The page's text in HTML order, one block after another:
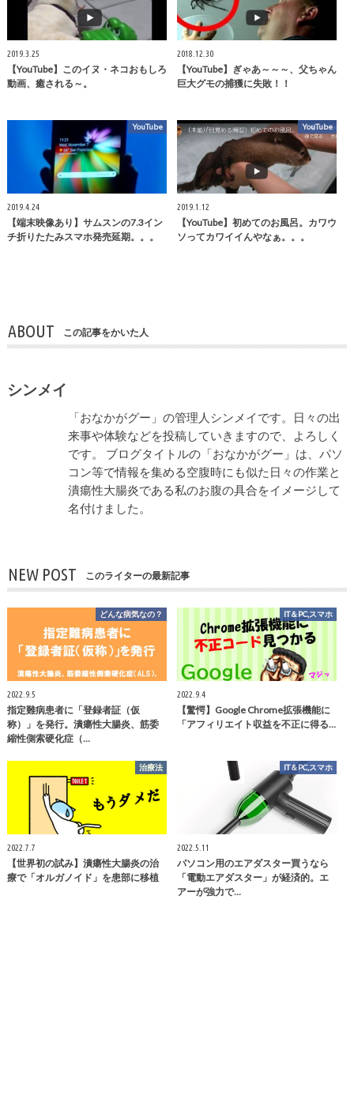
2019.3.25
【YouTube】このイヌ・ネコおもしろ
動画、癒される～。
2018.12.30
【YouTube】ぎゃあ～～～、父ちゃん
巨大グモの捕獲に失敗！！
YouTube
2019.4.24
【端末映像あり】サムスンの7.3イン
チ折りたたみスマホ発売延期。。。
YouTube
2019.1.12
【YouTube】初めてのお風呂。カワウ
ソってカワイイんやなぁ。。。
ABOUT この記事をかいた人
シンメイ
「おなかがグー」の管理人シンメイです。日々の出
来事や体験などを投稿していきますので、よろしく
です。 ブログタイトルの「おなかがグー」は、パソ
コン等で情報を集める空腹時にも似た日々の作業と
潰瘍性大腸炎である私のお腹の具合をイメージして
名付けました。
NEW POST このライターの最新記事
どんな病気なの？
2022.9.5
指定難病患者に「登録者証（仮
称）」を発行。潰瘍性大腸炎、筋委
縮性側索硬化症（…
IT＆PC,スマホ
2022.9.4
【驚愕】Google Chrome拡張機能に
「アフィリエイト収益を不正に得る…
治療法
2022.7.7
【世界初の試み】潰瘍性大腸炎の治
療で「オルガノイド」を患部に移植
IT＆PC,スマホ
2022.5.11
パソコン用のエアダスター買うなら
「電動エアダスター」が経済的。エ
アーが強力で…